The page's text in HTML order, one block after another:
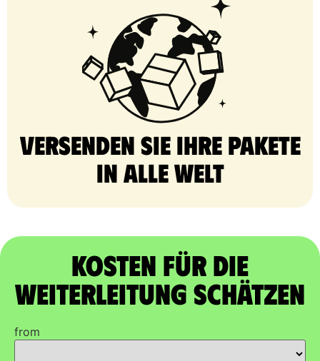
Versenden Sie Ihre Pakete
in alle Welt
Kosten für die
Weiterleitung schätzen
from